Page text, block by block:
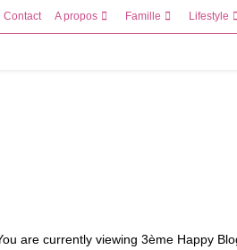
Contact A propos Famille Lifestyle